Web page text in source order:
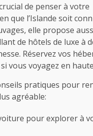
de penser à votre
que l’Islande soit
elle propose
de hôtels de luxe à
Réservez vos
vous voyagez en
pratiques pour
agréable:
pour explorer à